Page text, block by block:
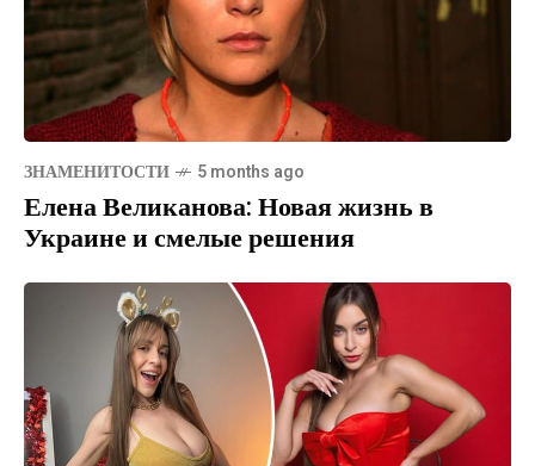
ЗНАМЕНИТОСТИ 5 months ago
Елена Великанова: Новая жизнь в
Украине и смелые решения